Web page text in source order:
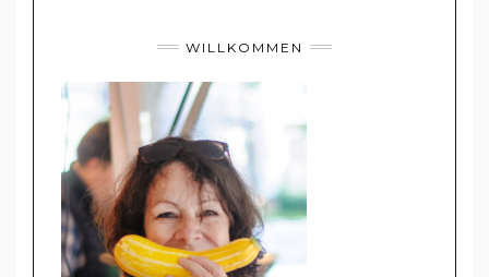
WILLKOMMEN